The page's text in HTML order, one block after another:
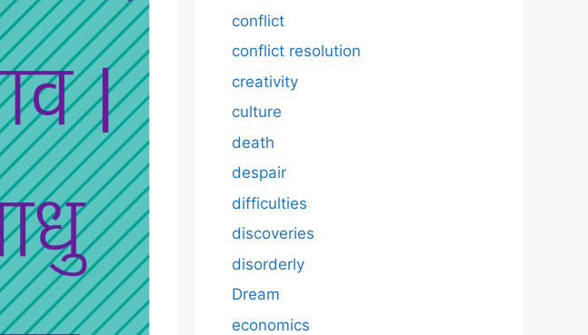
conflict
conflict resolution
creativity
culture
death
despair
difficulties
discoveries
disorderly
Dream
economics